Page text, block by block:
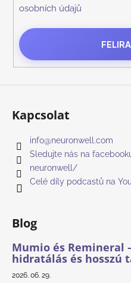
osobních údajů
Kapcsolat
info@neuronwell.com
Sledujte nás na
neuronwell/
Celé díly podcastů na
Blog
Mumio és Remineral
hidratálás és hosszú
2026. 06. 29.